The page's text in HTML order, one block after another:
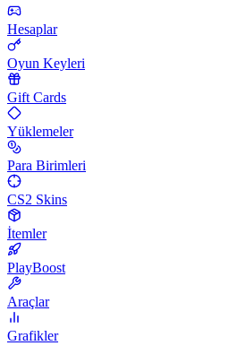
Hesaplar
Oyun Keyleri
Gift Cards
Yüklemeler
Para Birimleri
CS2 Skins
İtemler
PlayBoost
Araçlar
Grafikler